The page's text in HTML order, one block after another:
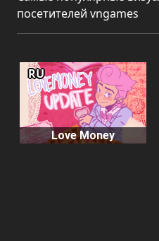
посетителей vngames
Love Money
RU